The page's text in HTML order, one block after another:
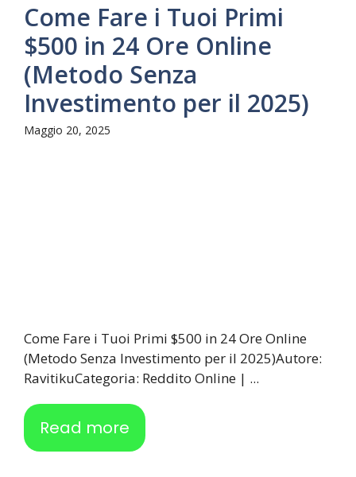
Come Fare i Tuoi Primi
$500 in 24 Ore Online
(Metodo Senza
Investimento per il 2025)
Maggio 20, 2025
Come Fare i Tuoi Primi $500 in 24 Ore Online
(Metodo Senza Investimento per il 2025)Autore:
RavitikuCategoria: Reddito Online | ...
Read more